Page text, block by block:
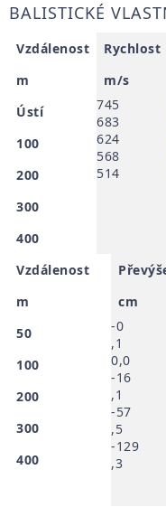
BALISTICKÉ
Vzdálenost
m
Ústí
100
200
300
400
Rychlost
m/s
745
683
624
568
514
Vzdálenost
m
50
100
200
300
400
cm
-0
,1
0,0
-16
,1
-57
,5
-129
,3